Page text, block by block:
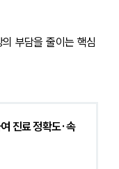
부담을 줄이는 핵심
진료 정확도·속